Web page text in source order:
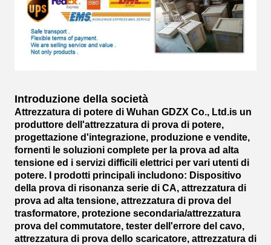
Introduzione della società
Attrezzatura di potere di Wuhan GDZX Co., Ltd.is un
produttore dell'attrezzatura di prova di potere,
progettazione d'integrazione, produzione e vendite,
fornenti le soluzioni complete per la prova ad alta
tensione ed i servizi difficili elettrici per vari utenti di
potere. I prodotti principali includono: Dispositivo
della prova di risonanza serie di CA, attrezzatura di
prova ad alta tensione, attrezzatura di prova del
trasformatore, protezione secondaria/attrezzatura
prova del commutatore, tester dell'errore del cavo,
attrezzatura di prova dello scaricatore, attrezzatura di